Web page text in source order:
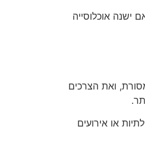
אוכלוסייה
ואת הצרכים
או אירועים